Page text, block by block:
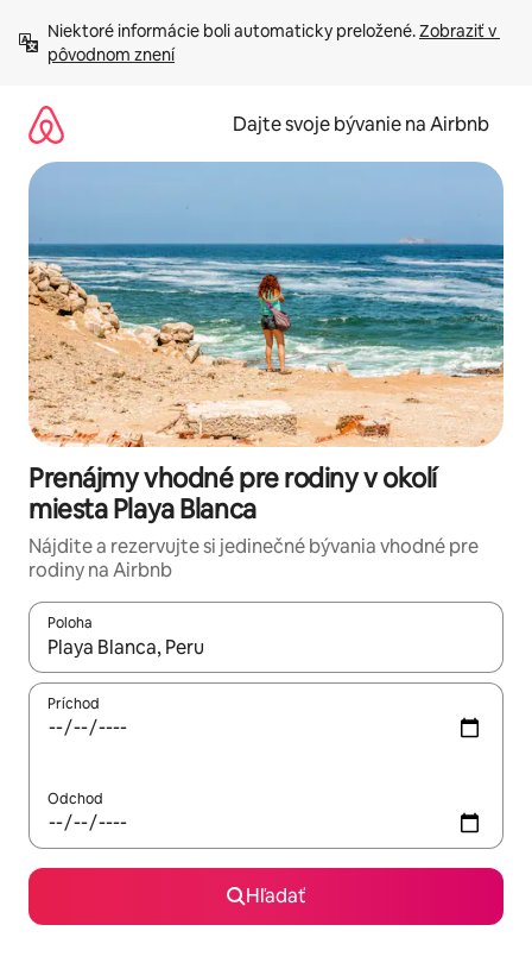
obsah.
Niektoré informácie boli automaticky preložené. Zobraziť v
pôvodnom znení
Dajte svoje bývanie na Airbnb
Prenájmy vhodné pre rodiny v okolí
miesta Playa Blanca
Nájdite a rezervujte si jedinečné bývania vhodné pre
rodiny na Airbnb
Poloha
Keď budú výsledky k dispozícii, môžete si ich prechádzať
Príchod
Odchod
Hľadať